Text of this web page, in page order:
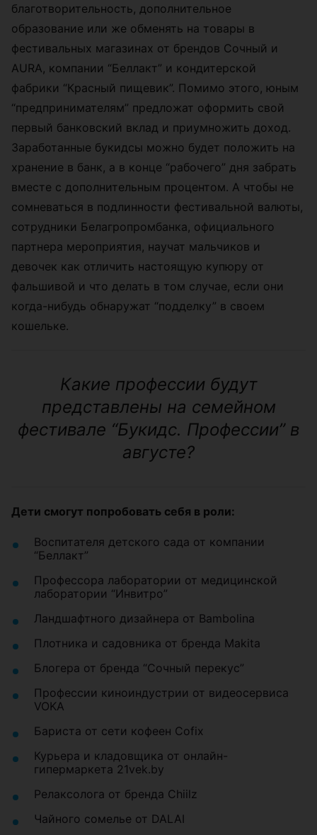
благотворительность, дополнительное
образование или же обменять на товары в
фестивальных магазинах от брендов Сочный и
AURA, компании “Беллакт” и кондитерской
фабрики “Красный пищевик”. Помимо этого, юным
“предпринимателям” предложат оформить свой
первый банковский вклад и приумножить доход.
Заработанные букидсы можно будет положить на
хранение в банк, а в конце “рабочего” дня забрать
вместе с дополнительным процентом. А чтобы не
сомневаться в подлинности фестивальной валюты,
сотрудники Белагропромбанка, официального
партнера мероприятия, научат мальчиков и
девочек как отличить настоящую купюру от
фальшивой и что делать в том случае, если они
когда-нибудь обнаружат “подделку” в своем
кошельке.
Какие профессии будут
представлены на семейном
фестивале “Букидс. Профессии” в
августе?
Дети смогут попробовать себя в роли:
Воспитателя детского сада от компании
“Беллакт”
Профессора лаборатории от медицинской
лаборатории “Инвитро”
Ландшафтного дизайнера от Bambolina
Плотника и садовника от бренда Makita
Блогера от бренда “Сочный перекус”
Профессии киноиндустрии от видеосервиса
VOKA
Бариста от сети кофеен Cofix
Курьера и кладовщика от онлайн-
гипермаркета 21vek.by
Релаксолога от бренда Chiilz
Чайного сомелье от DALAI